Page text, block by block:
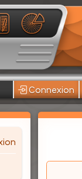
Connexion